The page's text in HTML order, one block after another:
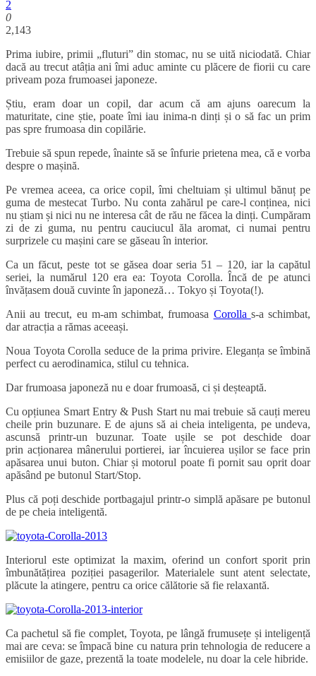
2
0
2,143
Prima iubire, primii „fluturi” din stomac, nu se uită niciodată. Chiar
dacă au trecut atâția ani îmi aduc aminte cu plăcere de fiorii cu care
priveam poza frumoasei japoneze.
Știu, eram doar un copil, dar acum că am ajuns oarecum la
maturitate, cine știe, poate îmi iau inima-n dinți și o să fac un prim
pas spre frumoasa din copilărie.
Trebuie să spun repede, înainte să se înfurie prietena mea, că e vorba
despre o mașină.
Pe vremea aceea, ca orice copil, îmi cheltuiam și ultimul bănuț pe
guma de mestecat Turbo. Nu conta zahărul pe care-l conținea, nici
nu știam și nici nu ne interesa cât de rău ne făcea la dinți. Cumpăram
zi de zi guma, nu pentru cauciucul ăla aromat, ci numai pentru
surprizele cu mașini care se găseau în interior.
Ca un făcut, peste tot se găsea doar seria 51 – 120, iar la capătul
seriei, la numărul 120 era ea: Toyota Corolla. Încă de pe atunci
învățasem două cuvinte în japoneză… Tokyo și Toyota(!).
Anii au trecut, eu m-am schimbat, frumoasa Corolla s-a schimbat,
dar atracția a rămas aceeași.
Noua Toyota Corolla seduce de la prima privire. Eleganța se îmbină
perfect cu aerodinamica, stilul cu tehnica.
Dar frumoasa japoneză nu e doar frumoasă, ci și deșteaptă.
Cu opțiunea Smart Entry & Push Start nu mai trebuie să cauți mereu
cheile prin buzunare. E de ajuns să ai cheia inteligenta, pe undeva,
ascunsă printr-un buzunar. Toate ușile se pot deschide doar
prin acționarea mânerului portierei, iar încuierea ușilor se face prin
apăsarea unui buton. Chiar și motorul poate fi pornit sau oprit doar
apăsând pe butonul Start/Stop.
Plus că poți deschide portbagajul printr-o simplă apăsare pe butonul
de pe cheia inteligentă.
Interiorul este optimizat la maxim, oferind un confort sporit prin
îmbunătățirea poziției pasagerilor. Materialele sunt atent selectate,
plăcute la atingere, pentru ca orice călătorie să fie relaxantă.
Ca pachetul să fie complet, Toyota, pe lângă frumusețe și inteligență
mai are ceva: se împacă bine cu natura prin tehnologia de reducere a
emisiilor de gaze, prezentă la toate modelele, nu doar la cele hibride.